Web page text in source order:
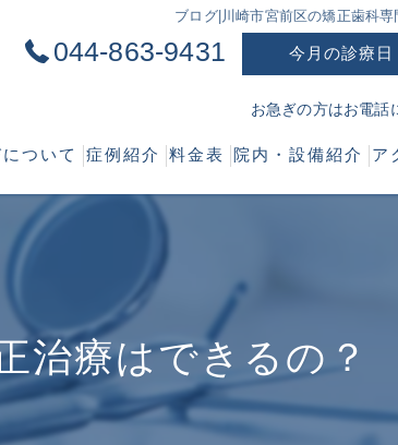
ブログ|川崎市宮前区の矯正歯科
044-863-9431 今月の診療日
お急ぎの方はお電話
メイド矯正装置
ついて
療の必要性
症例紹介 料金表 院内・設備紹介 ア
治療はできるの？